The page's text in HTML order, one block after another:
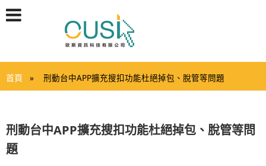
首頁 刑動台中APP擴充搜扣功能杜絕掉包、脫管等問題
刑動台中APP擴充搜扣功能杜絕掉包、脫管等問
題